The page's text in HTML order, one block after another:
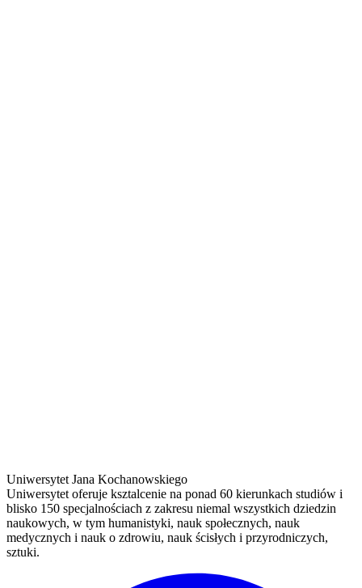
Uniwersytet Jana Kochanowskiego
Uniwersytet oferuje ksztalcenie na ponad 60 kierunkach studiów i
blisko 150 specjalnościach z zakresu niemal wszystkich dziedzin
naukowych, w tym humanistyki, nauk społecznych, nauk
medycznych i nauk o zdrowiu, nauk ścisłych i przyrodniczych,
sztuki.